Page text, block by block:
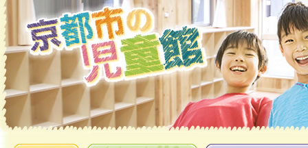
ホーム 児童館とは？ 学童クラブとは？